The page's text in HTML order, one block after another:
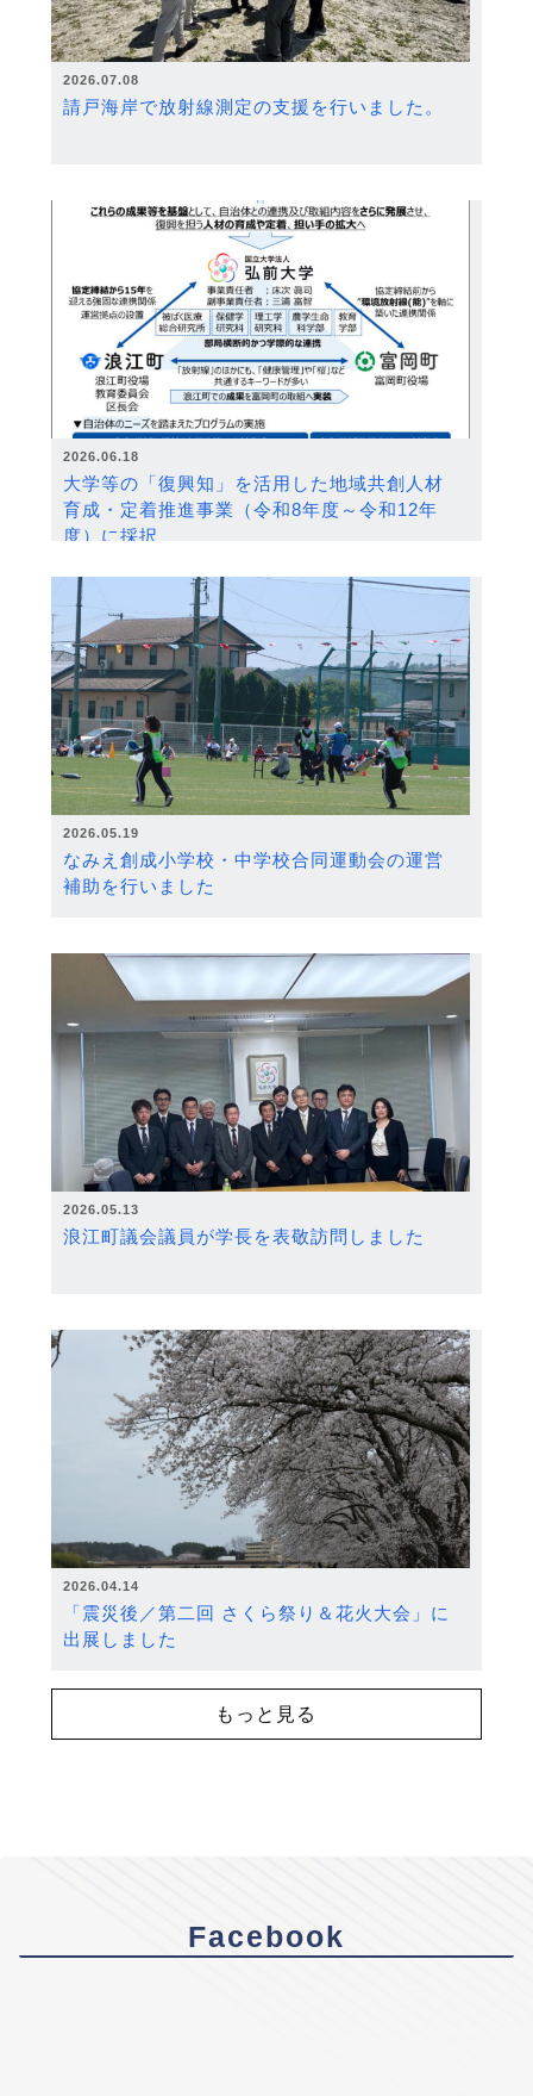
2026.07.08
請戸海岸で放射線測定の支援を行いました。
2026.06.18
大学等の「復興知」を活用した地域共創人材
育成・定着推進事業（令和8年度～令和12年
度）に採択
2026.05.19
なみえ創成小学校・中学校合同運動会の運営
補助を行いました
2026.05.13
浪江町議会議員が学長を表敬訪問しました
2026.04.14
「震災後／第二回 さくら祭り＆花火大会」に
出展しました
もっと見る
Facebook